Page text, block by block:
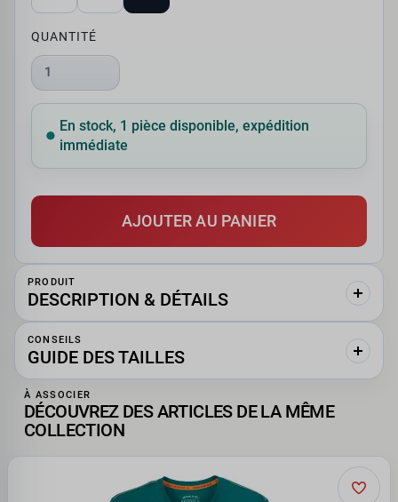
QUANTITÉ
1
En stock, 1 pièce disponible, expédition
immédiate
AJOUTER AU PANIER
PRODUIT
DESCRIPTION & DÉTAILS
CONSEILS
GUIDE DES TAILLES
À ASSOCIER
DÉCOUVREZ DES ARTICLES DE LA MÊME
COLLECTION